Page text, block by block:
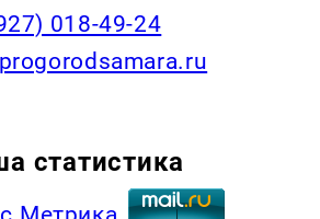
018-49-24
статистика